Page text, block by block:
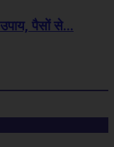
पैसों से...